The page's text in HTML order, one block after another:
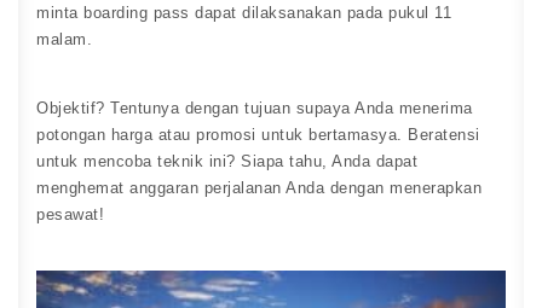
minta boarding pass dapat dilaksanakan pada pukul 11
malam.
Objektif? Tentunya dengan tujuan supaya Anda menerima
potongan harga atau promosi untuk bertamasya. Beratensi
untuk mencoba teknik ini? Siapa tahu, Anda dapat
menghemat anggaran perjalanan Anda dengan menerapkan
pesawat!